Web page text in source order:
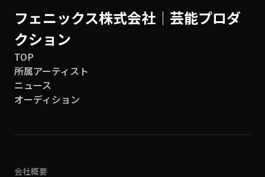
フェニックス株式会社│芸能プロダ
クション
TOP
所属アーティスト
ニュース
オーディション
会社概要